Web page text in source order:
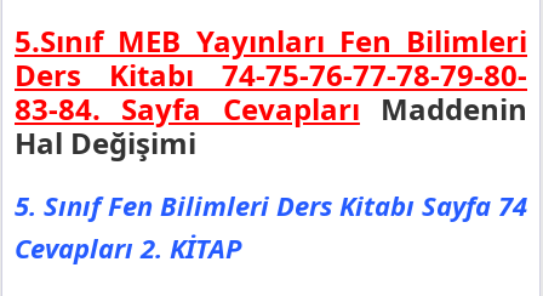
5.Sınıf MEB Yayınları Fen Bilimleri
Ders Kitabı 74-75-76-77-78-79-80-
83-84. Sayfa Cevapları Maddenin
Hal Değişimi
5. Sınıf Fen Bilimleri Ders Kitabı Sayfa 74
Cevapları 2. KİTAP